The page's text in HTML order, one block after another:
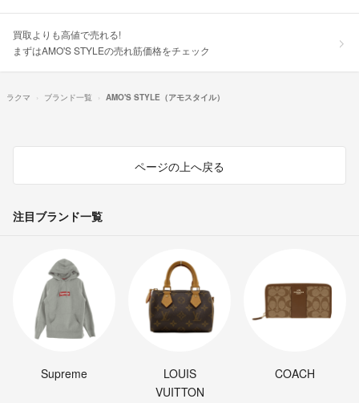
買取よりも高値で売れる!
まずはAMO'S STYLEの売れ筋価格をチェック
ラクマ ブランド一覧 AMO'S STYLE（アモスタイル）
ページの上へ戻る
注目ブランド一覧
Supreme
LOUIS
VUITTON
COACH